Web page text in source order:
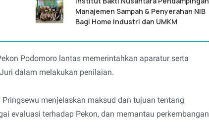
Manajemen Sampah & Penyerahan NIB
Bagi Home Industri dan UMKM
Podomoro lantas memerintahkan aparatur serta
dalam melakukan penilaian.
menjelaskan maksud dan tujuan tentang
evaluasi terhadap Pekon, dan memantau perkembangan